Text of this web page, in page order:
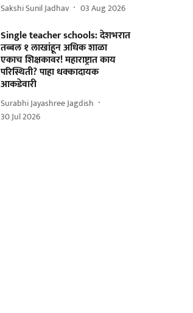
Sakshi Sunil Jadhav 03 Aug 2026
Single teacher schools: देशभरात
तब्बल १ लाखांहून अधिक शाळा
एकाच शिक्षकावर! महाराष्ट्रात काय
परिस्थिती? पाहा धक्कादायक
आकडेवारी
Surabhi Jayashree Jagdish
30 Jul 2026